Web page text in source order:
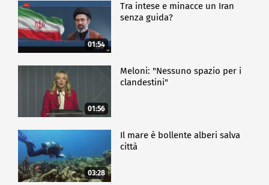
01:54
Tra intese e minacce un Iran
senza guida?
01:56
Meloni: "Nessuno spazio per i
clandestini"
03:28
Il mare è bollente alberi salva
città